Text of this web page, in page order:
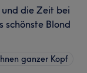
die Zeit bei
schönste Blond
ganzer Kopf